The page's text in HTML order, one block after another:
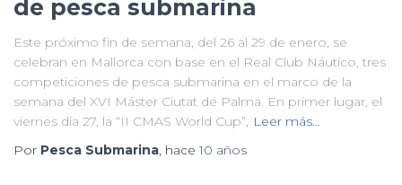
de pesca submarina
Este próximo fin de semana, del 26 al 29 de enero, se
celebran en Mallorca con base en el Real Club Náutico, tres
competiciones de pesca submarina en el marco de la
semana del XVI Máster Ciutat de Palma. En primer lugar, el
viernes día 27, la “II CMAS World Cup”, Leer más…
Por Pesca Submarina, hace10 años